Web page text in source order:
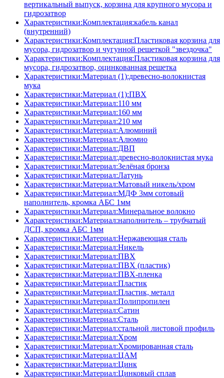
вертикальный выпуск, корзина для крупного мусора и
гидрозатвор
Характеристики:Комплектация:кабель канал
(внутренний)
Характеристики:Комплектация:Пластиковая корзина для
мусора, гидрозатвор и чугунной решеткой "звездочка"
Характеристики:Комплектация:Пластиковая корзина для
мусора, гидрозатвор, оцинкованная решетка
Характеристики:Материал (1):древесно-волокнистая
мука
Характеристики:Материал (1):ПВХ
Характеристики:Материал:110 мм
Характеристики:Материал:160 мм
Характеристики:Материал:210 мм
Характеристики:Материал:Алюминий
Характеристики:Материал:Алюмио
Характеристики:Материал:ДВП
Характеристики:Материал:древесно-волокнистая мука
Характеристики:Материал:Зелёная бронза
Характеристики:Материал:Латунь
Характеристики:Материал:Матовый никель/хром
Характеристики:Материал:МДФ 3мм сотовый
наполнитель, кромка AБC 1мм
Характеристики:Материал:Минеральное волокно
Характеристики:Материал:наполнитель – трубчатый
ДСП, кромка AБC 1мм
Характеристики:Материал:Нержавеющая сталь
Характеристики:Материал:Никель
Характеристики:Материал:ПВХ
Характеристики:Материал:ПВХ (пластик)
Характеристики:Материал:ПВХ-пленка
Характеристики:Материал:Пластик
Характеристики:Материал:Пластик, металл
Характеристики:Материал:Полипропилен
Характеристики:Материал:Сатин
Характеристики:Материал:Сталь
Характеристики:Материал:стальной листовой профиль
Характеристики:Материал:Хром
Характеристики:Материал:Хромированная сталь
Характеристики:Материал:ЦАМ
Характеристики:Материал:Цинк
Характеристики:Материал:Цинковый сплав